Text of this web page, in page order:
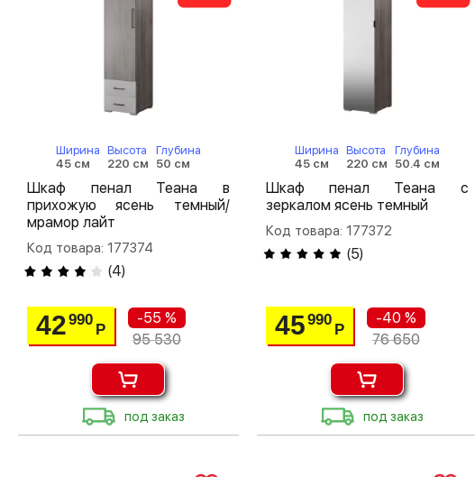
Ширина
45 см
Высота
220 см
Глубина
50 см
Шкаф пенал Теана в
прихожую ясень темный/
мрамор лайт
Код товара: 177374
(4)
42990
Р
-55 %
95 530
под заказ
Ширина
45 см
Высота
220 см
Глубина
50.4 см
Шкаф пенал Теана с
зеркалом ясень темный
Код товара: 177372
(5)
45990
Р
-40 %
76 650
под заказ